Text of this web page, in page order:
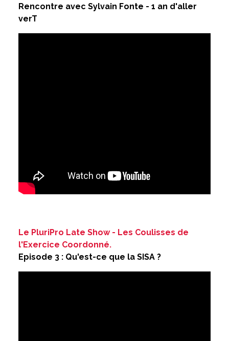
Rencontre avec Sylvain Fonte - 1 an d'aller
verT
Le PluriPro Late Show - Les Coulisses de
l'Exercice Coordonné.
Episode 3 : Qu'est-ce que la SISA ?